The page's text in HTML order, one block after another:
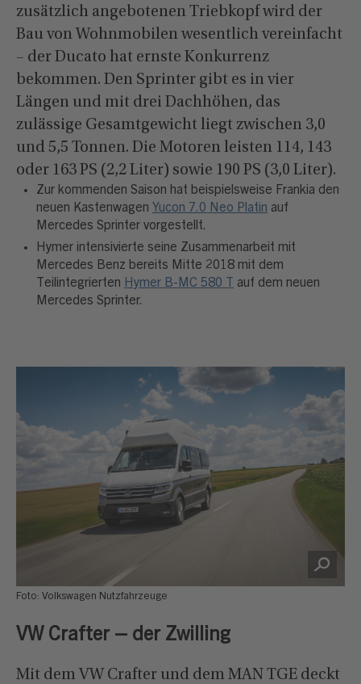
zusätzlich angebotenen Triebkopf wird der
Bau von Wohnmobilen wesentlich vereinfacht
– der Ducato hat ernste Konkurrenz
bekommen. Den Sprinter gibt es in vier
Längen und mit drei Dachhöhen, das
zulässige Gesamtgewicht liegt zwischen 3,0
und 5,5 Tonnen. Die Motoren leisten 114, 143
oder 163 PS (2,2 Liter) sowie 190 PS (3,0 Liter).
Zur kommenden Saison hat beispielsweise Frankia den
neuen Kastenwagen Yucon 7.0 Neo Platin auf
Mercedes Sprinter vorgestellt.
Hymer intensivierte seine Zusammenarbeit mit
Mercedes Benz bereits Mitte 2018 mit dem
Teilintegrierten Hymer B-MC 580 T
auf dem neuen
Mercedes Sprinter.
Foto: Volkswagen Nutzfahrzeuge
VW Crafter – der Zwilling
Mit dem VW Crafter und dem MAN TGE deckt